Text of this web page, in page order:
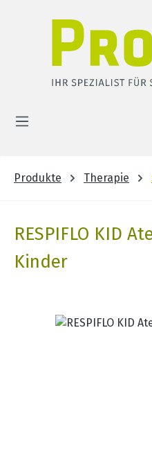
Produkte Therapie
RESPIFLO KID
Kinder
Bildergalerie überspringen